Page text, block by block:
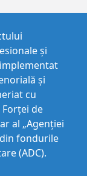
și
implementat
şi
cu
de
al „Agenției
fondurile
(ADC).